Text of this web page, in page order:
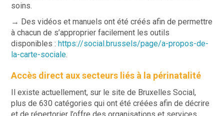
soins.
→ Des vidéos et manuels ont été créés afin de permettre
à chacun de s’approprier facilement les outils
disponibles :https://social.brussels/page/a-propos-de-
la-carte-sociale.
Accès direct aux secteurs liés à la périnatalité
Il existe actuellement, sur le site de Bruxelles Social,
plus de 630 catégories qui ont été créées afin de décrire
et de répertorier l’offre des organisations et services